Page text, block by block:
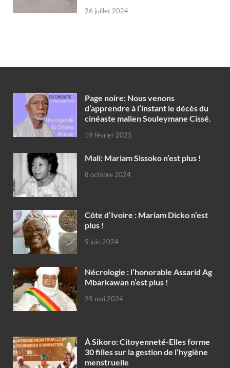
26 juillet 2024
Page noire: Nous venons
d’apprendre à l’instant le décès du
cinéaste malien Souleymane Cissé.
19 février 2025
Mali: Mariam Sissoko n’est plus !
8 octobre 2024
Côte d’Ivoire : Mariam Dicko n’est
plus !
5 juin 2024
Nécrologie : l’honorable Assarid Ag
Mbarkawan n’est plus !
25 mai 2024
À Sikoro: Citoyenneté-Elles forme
30 filles sur la gestion de l’hygiène
menstruelle